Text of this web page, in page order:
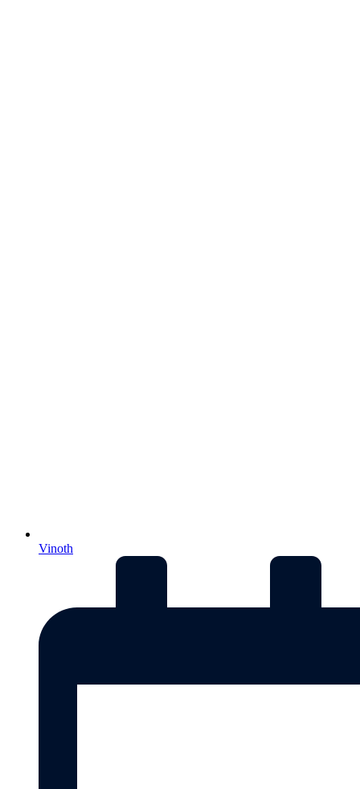
Vinoth